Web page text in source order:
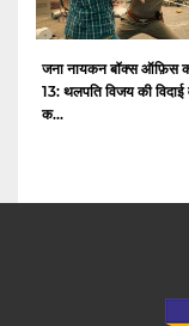
जना नायकन बॉक्स ऑफ़िस
13: थलपति विजय की विदाई
क...